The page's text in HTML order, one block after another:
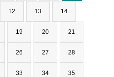
12 13 14
19 20 21
26 27 28
33 34 35